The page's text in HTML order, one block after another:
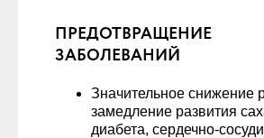
ПРЕДОТВРАЩЕНИЕ
ЗАБОЛЕВАНИЙ
Значительное снижение
замедление развития
диабета, сердечно-